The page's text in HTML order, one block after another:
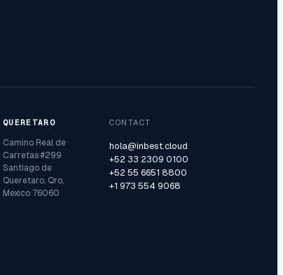
QUERETARO
Camino Real de
Carretas #299
Santiago de
Queretaro, Qro,
Mexico 76060
CONTACT
hola@inbest.cloud
+52 33 2309 0100
+52 55 6651 8800
+1 973 554 9068